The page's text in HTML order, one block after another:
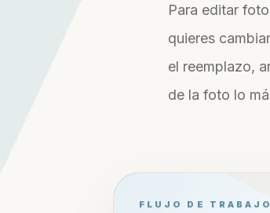
Para editar
quieres
el reemplazo,
de la foto lo
FLUJO DE TRABAJO